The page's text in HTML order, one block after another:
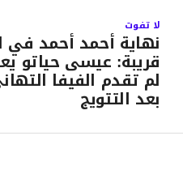
لا تفوت
نهاية أحمد أحمد في
قريبة: عيسى حياتو
لم تقدم الفيفا
بعد التتويج